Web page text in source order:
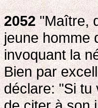
2052"Maître,
jeune homme
invoquant la
Bien par
déclare: "Si tu